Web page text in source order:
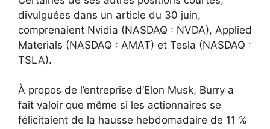
divulguées dans un article du 30 juin,
comprenaient Nvidia (NASDAQ : NVDA), Applied
Materials (NASDAQ : AMAT) et Tesla (NASDAQ :
TSLA).
À propos de l’entreprise d’Elon Musk, Burry a
fait valoir que même si les actionnaires se
félicitaient de la hausse hebdomadaire de 11 %